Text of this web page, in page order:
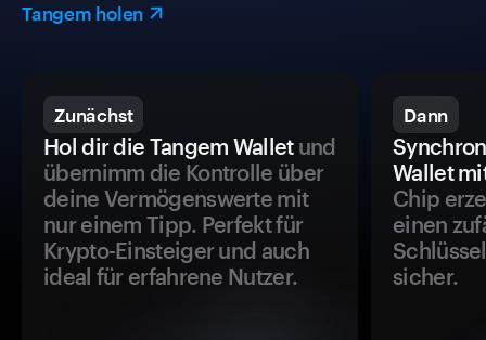
Tangem holen
Zunächst
Hol dir die Tangem Walletund
übernimm die Kontrolle über
deine Vermögenswerte mit
nur einem Tipp. Perfekt für
Krypto-Einsteiger und auch
ideal für erfahrene Nutzer.
Dann
Wallet
Chip
einen
sicher.